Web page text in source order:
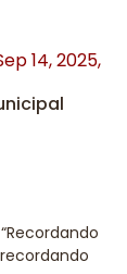
14, 2025,
recordando